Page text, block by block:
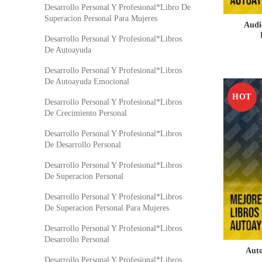
HOT
Desarrollo Personal Y Profesional*Libro De
Superacion Personal Para Mujeres
Desarrollo Personal Y Profesional*Libros
De Autoayuda
Desarrollo Personal Y Profesional*Libros
De Autoayuda Emocional
Desarrollo Personal Y Profesional*Libros
De Crecimiento Personal
Desarrollo Personal Y Profesional*Libros
De Desarrollo Personal
Desarrollo Personal Y Profesional*Libros
De Superacion Personal
Desarrollo Personal Y Profesional*Libros
De Superacion Personal Para Mujeres
Desarrollo Personal Y Profesional*Libros
Desarrollo Personal
Desarrollo Personal Y Profesional*Libros